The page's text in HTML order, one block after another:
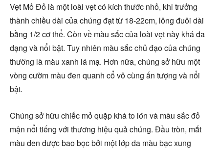
Vẹt Mỏ Đỏ là một loài vẹt có kích thước nhỏ, khi trưởng
thành chiều dài của chúng đạt từ 18-22cm, lông đuôi dài
bằng 1/2 cơ thể. Còn về màu sắc của loài vẹt này khá đa
dạng và nổi bật. Tuy nhiên màu sắc chủ đạo của chúng
thường là màu xanh lá mạ. Hơn nữa, chúng sở hữu một
vòng cườm màu đen quanh cổ vô cùng ấn tượng và nổi
bật.
Chúng sở hữu chiếc mỏ quặp khá to lớn và màu sắc đỏ
mận nổi tiếng với thương hiệu quả chúng. Đầu tròn, mắt
màu đen được bao bọc bởi một lớp da màu bạc xung